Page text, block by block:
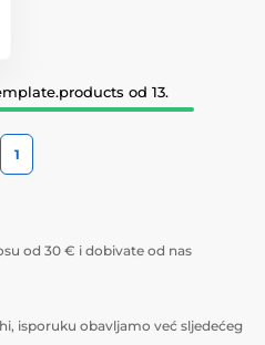
od 13.
1
od 30 € i dobivate od nas
isporuku obavljamo već sljedećeg